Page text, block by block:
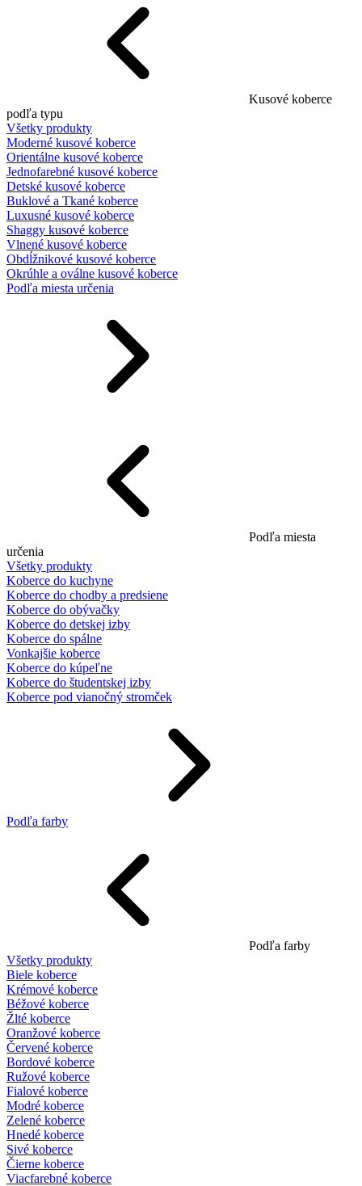
Kusové koberce
podľa typu
Všetky produkty
Moderné kusové koberce
Orientálne kusové koberce
Jednofarebné kusové koberce
Detské kusové koberce
Buklové a Tkané koberce
Luxusné kusové koberce
Shaggy kusové koberce
Vlnené kusové koberce
Obdĺžnikové kusové koberce
Okrúhle a oválne kusové koberce
Podľa miesta určenia
Podľa miesta
určenia
Všetky produkty
Koberce do kuchyne
Koberce do chodby a predsiene
Koberce do obývačky
Koberce do detskej izby
Koberce do spálne
Vonkajšie koberce
Koberce do kúpeľne
Koberce do študentskej izby
Koberce pod vianočný stromček
Podľa farby
Podľa farby
Všetky produkty
Biele koberce
Krémové koberce
Béžové koberce
Žlté koberce
Oranžové koberce
Červené koberce
Bordové koberce
Ružové koberce
Fialové koberce
Modré koberce
Zelené koberce
Hnedé koberce
Sivé koberce
Čierne koberce
Viacfarebné koberce